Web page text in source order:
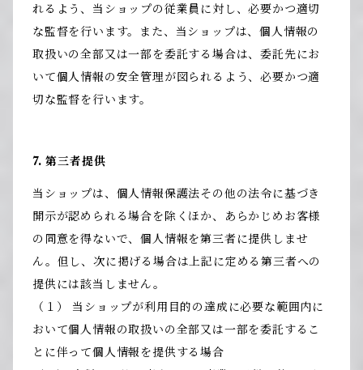
れるよう、当ショップの従業員に対し、必要かつ適切
な監督を行います。また、当ショップは、個人情報の
取扱いの全部又は一部を委託する場合は、委託先にお
いて個人情報の安全管理が図られるよう、必要かつ適
切な監督を行います。
7. 第三者提供
当ショップは、個人情報保護法その他の法令に基づき
開示が認められる場合を除くほか、あらかじめお客様
の同意を得ないで、個人情報を第三者に提供しませ
ん。但し、次に掲げる場合は上記に定める第三者への
提供には該当しません。
（１） 当ショップが利用目的の達成に必要な範囲内に
おいて個人情報の取扱いの全部又は一部を委託するこ
とに伴って個人情報を提供する場合